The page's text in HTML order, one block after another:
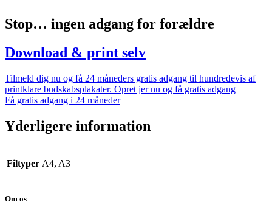
Stop… ingen adgang for forældre
Download & print selv
Tilmeld dig nu og få 24 måneders gratis adgang til hundredevis af
printklare budskabsplakater. Opret jer nu og få gratis adgang
Få gratis adgang i 24 måneder
Yderligere information
Filtyper A4, A3
Om os